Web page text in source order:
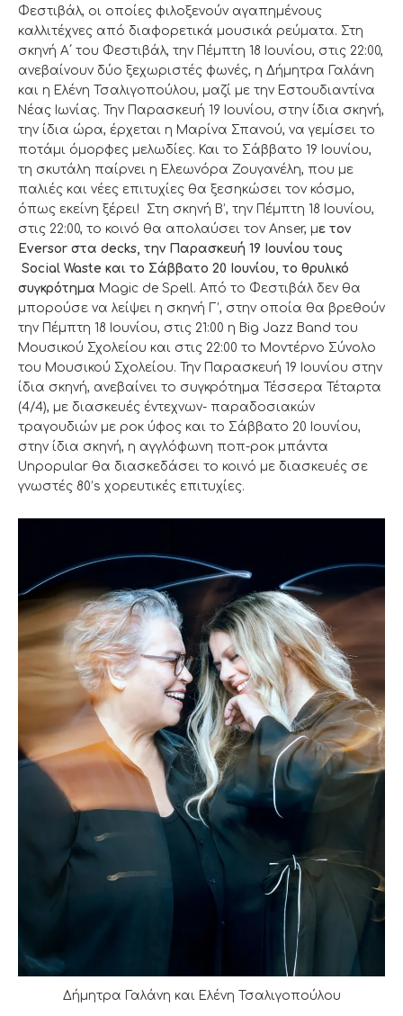
Φεστιβάλ, οι οποίες φιλοξενούν αγαπημένους
καλλιτέχνες από διαφορετικά μουσικά ρεύματα. Στη
σκηνή Α΄ του Φεστιβάλ, την Πέμπτη 18 Ιουνίου, στις 22:00,
ανεβαίνουν δύο ξεχωριστές φωνές, η Δήμητρα Γαλάνη
και η Ελένη Τσαλιγοπούλου, μαζί με την Εστουδιαντίνα
Νέας Ιωνίας. Την Παρασκευή 19 Ιουνίου, στην ίδια σκηνή,
την ίδια ώρα, έρχεται η Μαρίνα Σπανού, να γεμίσει το
ποτάμι όμορφες μελωδίες. Και το Σάββατο 19 Ιουνίου,
τη σκυτάλη παίρνει η Ελεωνόρα Ζουγανέλη, που με
παλιές και νέες επιτυχίες θα ξεσηκώσει τον κόσμο,
όπως εκείνη ξέρει! Στη σκηνή Β’, την Πέμπτη 18 Ιουνίου,
στις 22:00, το κοινό θα απολαύσει τον Anser, με τον
Eversor στα decks, την Παρασκευή 19 Ιουνίου τους
Social Waste και το Σάββατο 20 Ιουνίου, το θρυλικό
συγκρότημα Magic de Spell. Από το Φεστιβάλ δεν θα
μπορούσε να λείψει η σκηνή Γ’, στην οποία θα βρεθούν
την Πέμπτη 18 Ιουνίου, στις 21:00 η Big Jazz Band του
Μουσικού Σχολείου και στις 22:00 το Μοντέρνο Σύνολο
του Μουσικού Σχολείου. Την Παρασκευή 19 Ιουνίου στην
ίδια σκηνή, ανεβαίνει το συγκρότημα Τέσσερα Τέταρτα
(4/4), με διασκευές έντεχνων- παραδοσιακών
τραγουδιών με ροκ ύφος και το Σάββατο 20 Ιουνίου,
στην ίδια σκηνή, η αγγλόφωνη ποπ-ροκ μπάντα
Unpopular θα διασκεδάσει το κοινό με διασκευές σε
γνωστές 80’s χορευτικές επιτυχίες.
Δήμητρα Γαλάνη και Ελένη Τσαλιγοπούλου